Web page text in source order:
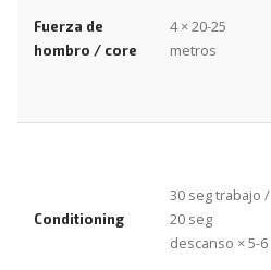
Fuerza de
hombro / core
4 × 20-25
metros
Conditioning
30 seg trabajo /
20 seg
descanso × 5-6